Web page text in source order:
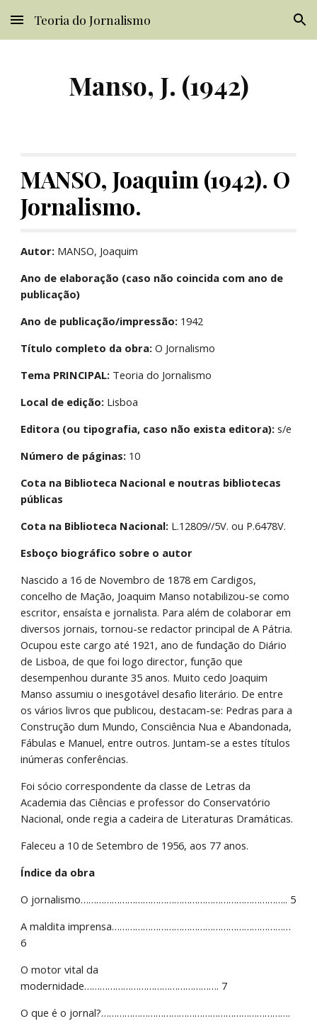
Skip to main content Skip to navigation
Teoria do Jornalismo
Manso, J. (1942)
MANSO, Joaquim (1942). O
Jornalismo.
Autor: MANSO, Joaquim
Ano de elaboração (caso não coincida com ano de
publicação)
Ano de publicação/impressão: 1942
Título completo da obra: O Jornalismo
Tema PRINCIPAL: Teoria do Jornalismo
Local de edição: Lisboa
Editora (ou tipografia, caso não exista editora): s/e
Número de páginas: 10
Cota na Biblioteca Nacional e noutras bibliotecas
públicas
Cota na Biblioteca Nacional: L.12809//5V. ou P.6478V.
Esboço biográfico sobre o autor
Nascido a 16 de Novembro de 1878 em Cardigos,
concelho de Mação, Joaquim Manso notabilizou-se como
escritor, ensaísta e jornalista. Para além de colaborar em
diversos jornais, tornou-se redactor principal de A Pátria.
Ocupou este cargo até 1921, ano de fundação do Diário
de Lisboa, de que foi logo director, função que
desempenhou durante 35 anos. Muito cedo Joaquim
Manso assumiu o inesgotável desafio literário. De entre
os vários livros que publicou, destacam-se: Pedras para a
Construção dum Mundo, Consciência Nua e Abandonada,
Fábulas e Manuel, entre outros. Juntam-se a estes títulos
inúmeras conferências.
Foi sócio correspondente da classe de Letras da
Academia das Ciências e professor do Conservatório
Nacional, onde regia a cadeira de Literaturas Dramáticas.
Faleceu a 10 de Setembro de 1956, aos 77 anos.
Índice da obra
O jornalismo…………………………………………………………………….. 5
A maldita imprensa……………………………………………………………
6
O motor vital da
modernidade……………………………………………. 7
O que é o jornal?……………………………………………………………….